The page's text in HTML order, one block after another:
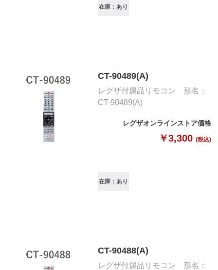
在庫：あり
CT-90489(A)
レグザ付属品リモコン 形名：
CT-90489(A)
レグザオンラインストア価格
￥3,300 (税込)
在庫：あり
CT-90488(A)
レグザ付属品リモコン 形名：